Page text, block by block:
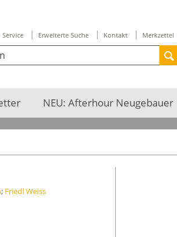
Service Erweiterte Suche Kontakt Merkzettel
NEU: Afterhour Neugebauer
; Friedl Weiss